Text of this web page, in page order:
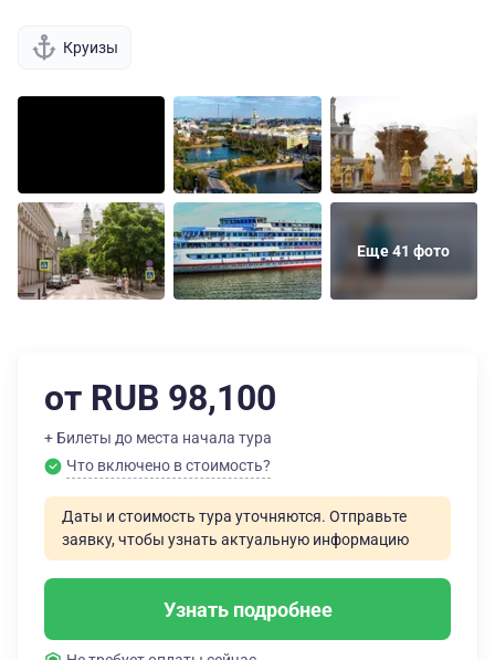
Круизы
Еще 41 фото
от RUB 98,100
+ Билеты до места начала тура
Что включено в стоимость?
Даты и стоимость тура уточняются. Отправьте
заявку, чтобы узнать актуальную информацию
Узнать подробнее